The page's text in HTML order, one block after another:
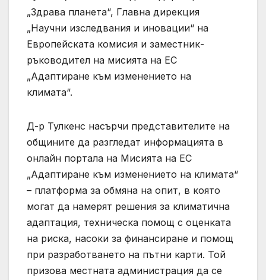
„Здрава планета“, Главна дирекция
„Научни изследвания и иновации“ на
Европейската комисия и заместник-
ръководител на мисията на ЕС
„Адаптиране към изменението на
климата“.
Д-р Тулкенс насърчи представителите на
общините да разгледат информацията в
онлайн портала на Мисията на ЕС
„Адаптиране към изменението на климата“
– платформа за обмяна на опит, в която
могат да намерят решения за климатична
адаптация, техническа помощ с оценката
на риска, насоки за финансиране и помощ
при разработването на пътни карти. Той
призова местната администрация да се